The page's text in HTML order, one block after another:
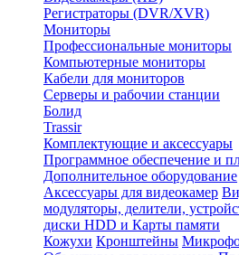
Регистраторы (DVR/XVR)
Мониторы
Профессиональные мониторы
Компьютерные мониторы
Кабели для мониторов
Серверы и рабочии станции
Болид
Trassir
Комплектующие и аксессуары
Программное обеспечение и
Дополнительное оборудование
Аксессуары для видеокамер
модуляторы, делители,
диски HDD и Карты памяти
Кожухи Кронштейны